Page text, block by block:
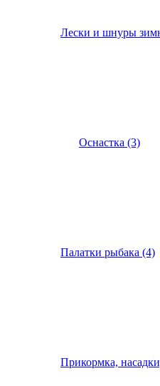
Лески и шнуры
Оснастка (3)
Палатки рыбака (4)
Прикормка,